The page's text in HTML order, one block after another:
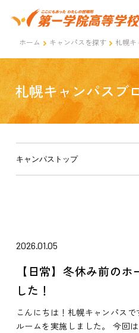
ホーム キャンパスを探す 札幌キ
札幌キャンパスブ
キャンパストップ
2026.01.05
【日常】冬休み前の
した！
こんにちは！札幌キャンパス
ルームを実施しました。 今回